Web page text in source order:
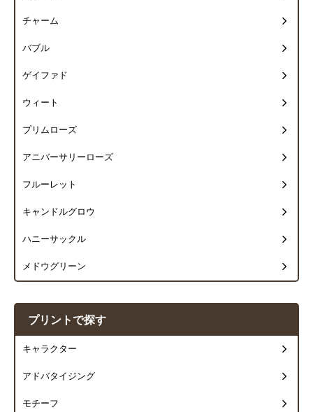
チャーム
バブル
ゲイファド
ウィート
プリムローズ
アニバーサリーローズ
フルーレット
キャンドルグロウ
ハニーサックル
メドウグリーン
プリントで探す
キャラクター
アドバタイジング
モチーフ